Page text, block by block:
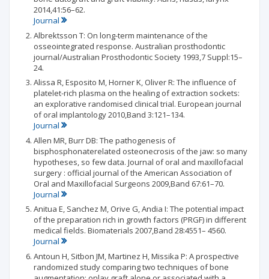
2014,41:56–62.
Journal
Albrektsson T: On long-term maintenance of the
osseointegrated response. Australian prosthodontic
journal/Australian Prosthodontic Society 1993,7 Suppl:15–
24.
Alissa R, Esposito M, Horner K, Oliver R: The influence of
platelet-rich plasma on the healing of extraction sockets:
an explorative randomised clinical trial. European journal
of oral implantology 2010,Band 3:121–134.
Journal
Allen MR, Burr DB: The pathogenesis of
bisphosphonaterelated osteonecrosis of the jaw: so many
hypotheses, so few data. Journal of oral and maxillofacial
surgery : official journal of the American Association of
Oral and Maxillofacial Surgeons 2009,Band 67:61–70.
Journal
Anitua E, Sanchez M, Orive G, Andia I: The potential impact
of the preparation rich in growth factors (PRGF) in different
medical fields. Biomaterials 2007,Band 28:4551– 4560.
Journal
Antoun H, Sitbon JM, Martinez H, Missika P: A prospective
randomized study comparing two techniques of bone